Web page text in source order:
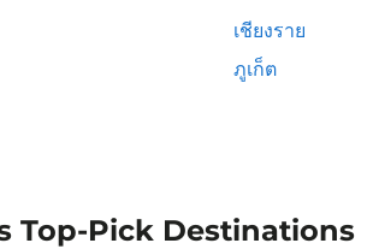
เชียงราย
ภูเก็ต
Top-Pick Destinations